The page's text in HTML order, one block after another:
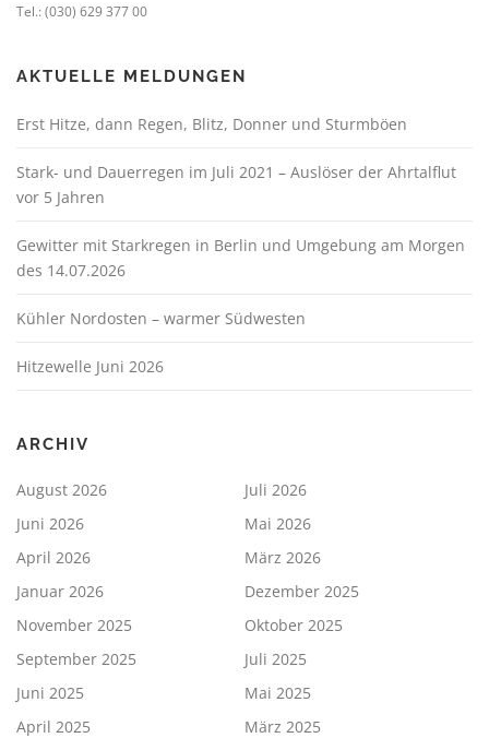
Tel.: (030) 629 377 00
AKTUELLE MELDUNGEN
Erst Hitze, dann Regen, Blitz, Donner und Sturmböen
Stark- und Dauerregen im Juli 2021 – Auslöser der Ahrtalflut
vor 5 Jahren
Gewitter mit Starkregen in Berlin und Umgebung am Morgen
des 14.07.2026
Kühler Nordosten – warmer Südwesten
Hitzewelle Juni 2026
ARCHIV
August 2026
Juli 2026
Juni 2026
Mai 2026
April 2026
März 2026
Januar 2026
Dezember 2025
November 2025
Oktober 2025
September 2025
Juli 2025
Juni 2025
Mai 2025
April 2025
März 2025